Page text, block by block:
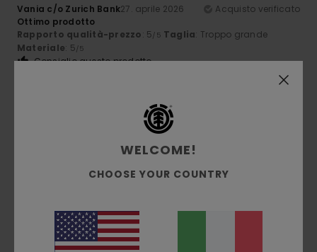
Vania c/o Zurich Bank27. aprile 2026
Acquisto verificato
Ottimo prodotto
Rapporto qualità-prezzo: 5/5 Taglia: Troppo grande
Materiale: 5/5
Consiglio questo prodotto
5/5
Client anonyme vérifié11. marzo 2026
Acquisto verificato
Comfort: 5/5 Rapporto qualità-prezzo Taglia: Taglia
Materiale: 5/5
Consiglio questo prodotto
WELCOME!
CHOOSE YOUR COUNTRY